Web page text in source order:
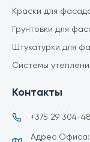
Краски для
Грунтовки для
Штукатурки для
Системы
Контакты
+375 29 304-
Адрес Офиса: